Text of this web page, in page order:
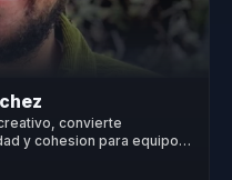
convierte
y cohesion para equipos